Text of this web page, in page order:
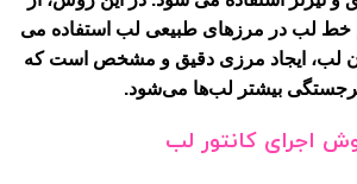
خط لب در مرزهای طبیعی لب استفاده می
لب، ایجاد مرزی دقیق و مشخص است که
بیشتر لب‌ها می‌شود.
اجرای کانتور لب